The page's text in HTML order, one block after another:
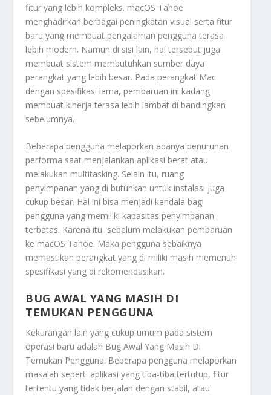
fitur yang lebih kompleks. macOS Tahoe
menghadirkan berbagai peningkatan visual serta fitur
baru yang membuat pengalaman pengguna terasa
lebih modern. Namun di sisi lain, hal tersebut juga
membuat sistem membutuhkan sumber daya
perangkat yang lebih besar. Pada perangkat Mac
dengan spesifikasi lama, pembaruan ini kadang
membuat kinerja terasa lebih lambat di bandingkan
sebelumnya.
Beberapa pengguna melaporkan adanya penurunan
performa saat menjalankan aplikasi berat atau
melakukan multitasking. Selain itu, ruang
penyimpanan yang di butuhkan untuk instalasi juga
cukup besar. Hal ini bisa menjadi kendala bagi
pengguna yang memiliki kapasitas penyimpanan
terbatas. Karena itu, sebelum melakukan pembaruan
ke macOS Tahoe. Maka pengguna sebaiknya
memastikan perangkat yang di miliki masih memenuhi
spesifikasi yang di rekomendasikan.
BUG AWAL YANG MASIH DI
TEMUKAN PENGGUNA
Kekurangan lain yang cukup umum pada sistem
operasi baru adalah Bug Awal Yang Masih Di
Temukan Pengguna. Beberapa pengguna melaporkan
masalah seperti aplikasi yang tiba-tiba tertutup, fitur
tertentu yang tidak berjalan dengan stabil, atau